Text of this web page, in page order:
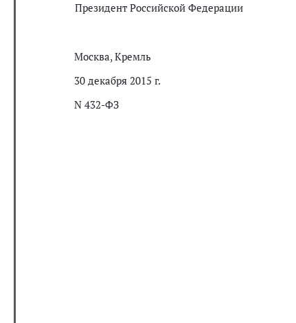
Президент Российской Федерации
Москва, Кремль
30 декабря 2015 г.
N 432-ФЗ